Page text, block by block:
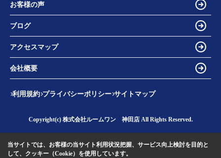
お客様の声
ブログ
アクセスマップ
会社概要
利用規約 プライバシーポリシー サイトマップ
Copyright(c) 株式会社ルームワン 神田店 All Rights Reserved.
当サイトでは、お客様の当サイト利用状況把握、サービス向上検討を目的と
して、クッキー（Cookie）を使用しています。